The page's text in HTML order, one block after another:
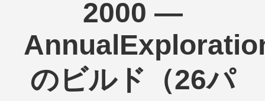
2000 —
のビルド（26パ